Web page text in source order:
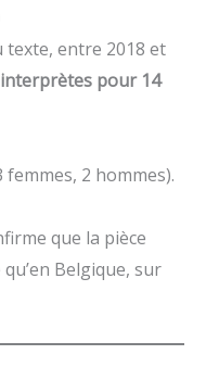
texte, entre 2018 et
pour 14
2 hommes).
que la pièce
Belgique, sur